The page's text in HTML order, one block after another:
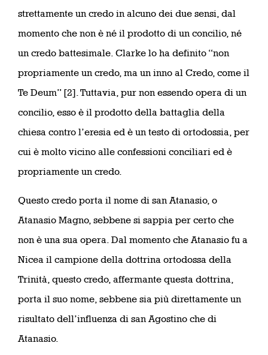
strettamente un credo in alcuno dei due sensi, dal
momento che non è né il prodotto di un concilio, né
un credo battesimale. Clarke lo ha definito “non
propriamente un credo, ma un inno al Credo, come il
Te Deum” [2]. Tuttavia, pur non essendo opera di un
concilio, esso è il prodotto della battaglia della
chiesa contro l’eresia ed è un testo di ortodossia, per
cui è molto vicino alle confessioni conciliari ed è
propriamente un credo.
Questo credo porta il nome di san Atanasio, o
Atanasio Magno, sebbene si sappia per certo che
non è una sua opera. Dal momento che Atanasio fu a
Nicea il campione della dottrina ortodossa della
Trinità, questo credo, affermante questa dottrina,
porta il suo nome, sebbene sia più direttamente un
risultato dell’influenza di san Agostino che di
Atanasio.